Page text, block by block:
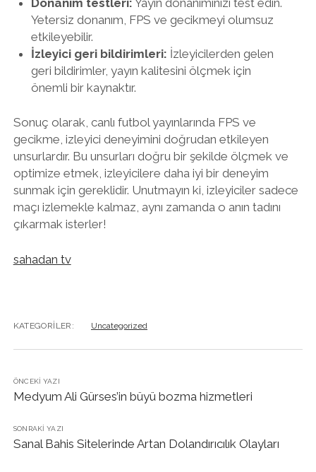
Yetersiz donanım, FPS ve gecikmeyi olumsuz
etkileyebilir.
İzleyici geri bildirimleri: İzleyicilerden gelen
geri bildirimler, yayın kalitesini ölçmek için
önemli bir kaynaktır.
Sonuç olarak, canlı futbol yayınlarında FPS ve
gecikme, izleyici deneyimini doğrudan etkileyen
unsurlardır. Bu unsurları doğru bir şekilde ölçmek ve
optimize etmek, izleyicilere daha iyi bir deneyim
sunmak için gereklidir. Unutmayın ki, izleyiciler sadece
maçı izlemekle kalmaz, aynı zamanda o anın tadını
çıkarmak isterler!
sahadan tv
KATEGORILER: Uncategorized
ÖNCEKI YAZI
Medyum Ali Gürses’in büyü bozma hizmetleri
SONRAKI YAZI
Sanal Bahis Sitelerinde Artan Dolandırıcılık Olayları